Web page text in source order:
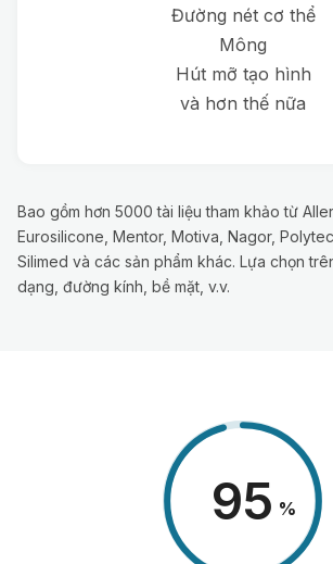
Đường nét cơ thể
Mông
Hút mỡ tạo hình
và hơn thế nữa
Bao gồm hơn 5000 tài liệu tham khảo từ
Eurosilicone, Mentor, Motiva, Nagor,
Silimed và các sản phẩm khác. Lựa chọn
dạng, đường kính, bề mặt, v.v.
98 %